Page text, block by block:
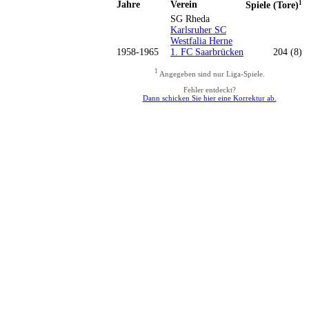
Jahre
Verein Spiele (Tore)1
1958-1965
SG Rheda
Karlsruher SC
Westfalia Herne
1. FC Saarbrücken
204 (8)
1 Angegeben sind nur Liga-Spiele.
Fehler entdeckt?
Dann schicken Sie hier eine Korrektur ab.